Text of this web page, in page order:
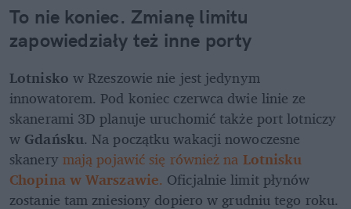
To nie koniec. Zmianę limitu
zapowiedziały też inne porty
Lotnisko w Rzeszowie nie jest jedynym
innowatorem. Pod koniec czerwca dwie linie ze
skanerami 3D planuje uruchomić także port lotniczy
w Gdańsku. Na początku wakacji nowoczesne
skanery mają pojawić się również na Lotnisku
Chopina w Warszawie. Oficjalnie limit płynów
zostanie tam zniesiony dopiero w grudniu tego roku.